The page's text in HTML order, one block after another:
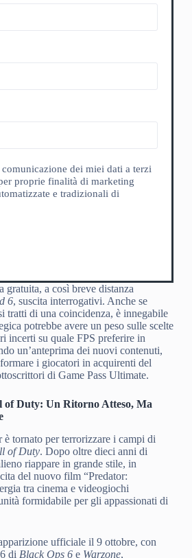
dei miei dati a terzi
proprie finalità di marketing
e tradizionali di
gratuita, a così breve distanza
6, suscita interrogativi. Anche se
tratti di una coincidenza, è innegabile
potrebbe avere un peso sulle scelte
incerti su quale FPS preferire in
un’anteprima dei nuovi contenuti,
i giocatori in acquirenti del
di Game Pass Ultimate.
of Duty: Un Ritorno Atteso, Ma
è tornato per terrorizzare i campi di
of Duty. Dopo oltre dieci anni di
riappare in grande stile, in
del nuovo film “Predator:
tra cinema e videogiochi
formidabile per gli appassionati di
ufficiale il 9 ottobre, con
di Black Ops 6e Warzone,